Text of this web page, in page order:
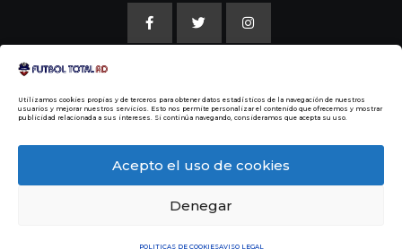
Utilizamos cookies propias y de terceros para obtener datos estadísticos de la navegación de nuestros
usuarios y mejorar nuestros servicios. Esto nos permite personalizar el contenido que ofrecemos y mostrar
publicidad relacionada a sus intereses. Si continúa navegando, consideramos que acepta su uso.
Acepto el uso de cookies
Denegar
POLITICAS DE COOKIESAVISO LEGAL
POLITICAS DE COOKIE
© 2014 Todos los Derechos Reservados